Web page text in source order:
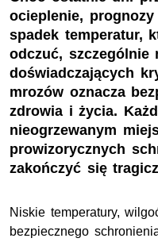
ocieplenie,
spadek temperatur,
odczuć, szczególnie
doświadczających
mrozów oznacza
zdrowia i życia.
nieogrzewanym
prowizorycznych
zakończyć się
Niskie temperatury,
bezpiecznego